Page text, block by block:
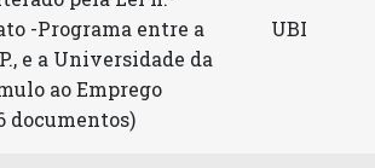
-Programa entre a
e a Universidade da
ao Emprego
documentos)
UBI